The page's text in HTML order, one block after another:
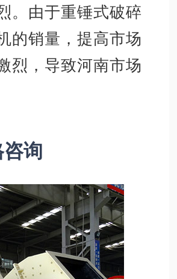
。由于重锤式破碎
的销量，提高市场
烈，导致河南市场
询